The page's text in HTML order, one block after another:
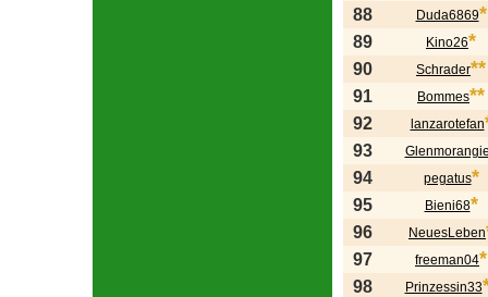
88 Duda6869*
89 Kino26*
90 Schrader**
91 Bommes**
92 lanzarotefan
93
94 pegatus*
95 Bieni68*
96 NeuesLeben
97 freeman04*
98 Prinzessin33